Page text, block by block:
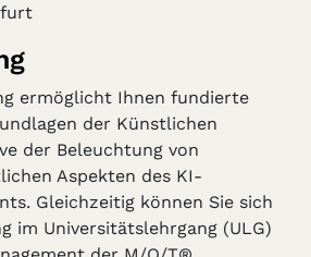
ermöglicht Ihnen fundierte
der Künstlichen
der Beleuchtung von
Aspekten des KI-
Gleichzeitig können Sie sich
im Universitätslehrgang (ULG)